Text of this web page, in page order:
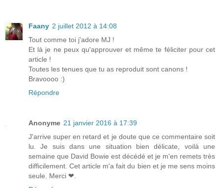
Faany 2 juillet 2012 à 14:08
Tout comme toi j'adore MJ !
Et là je ne peux qu'approuver et même te féliciter pour cet
article !
Toutes les tenues que tu as reproduit sont canons !
Bravoooo :)
Répondre
Anonyme 21 janvier 2016 à 17:39
J'arrive super en retard et je doute que ce commentaire soit
lu. Je suis dans une situation bien délicate, voilà une
semaine que David Bowie est décédé et je m'en remets très
difficilement. Cet article m'a fait du bien et je me sens moins
seule. Merci ❤.